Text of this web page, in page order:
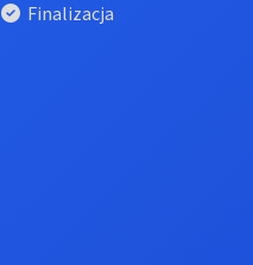
Finalizacja